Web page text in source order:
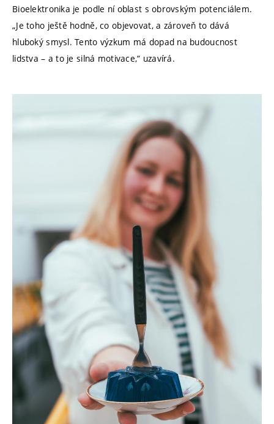
Bioelektronika je podle ní oblast s obrovským potenciálem.
„Je toho ještě hodně, co objevovat, a zároveň to dává
hluboký smysl. Tento výzkum má dopad na budoucnost
lidstva – a to je silná motivace,“ uzavírá.